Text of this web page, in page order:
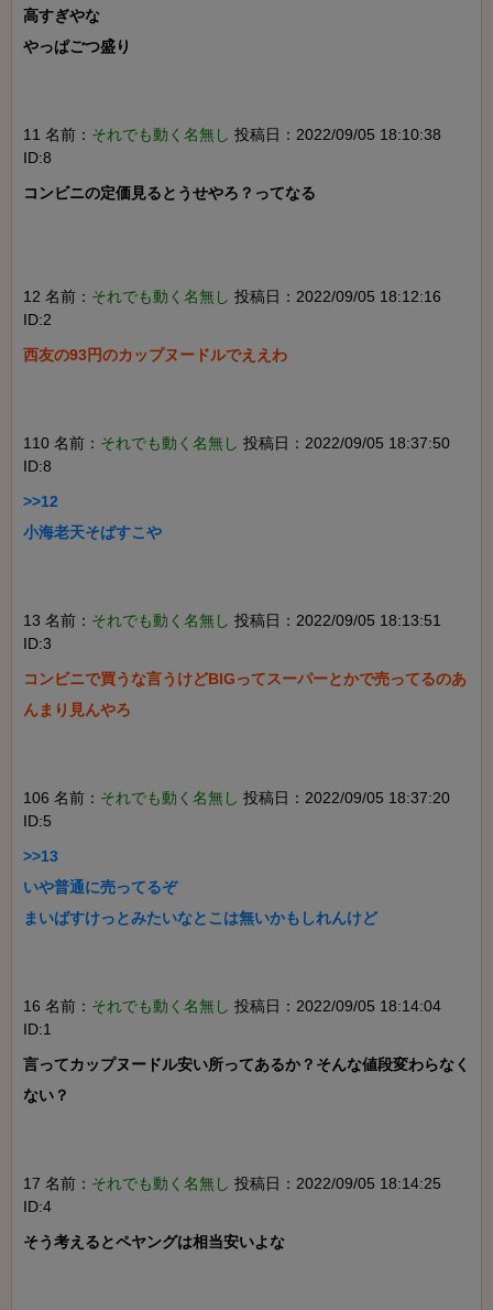
高すぎやな
やっぱごつ盛り
11 名前： それでも動く名無し 投稿日：2022/09/05 18:10:38
ID:8
コンビニの定価見るとうせやろ？ってなる
12 名前： それでも動く名無し 投稿日：2022/09/05 18:12:16
ID:2
西友の93円のカップヌードルでええわ
110 名前： それでも動く名無し 投稿日：2022/09/05 18:37:50
ID:8
>>12
小海老天そばすこや
13 名前： それでも動く名無し 投稿日：2022/09/05 18:13:51
ID:3
コンビニで買うな言うけどBIGってスーパーとかで売ってるのあ
んまり見んやろ
106 名前： それでも動く名無し 投稿日：2022/09/05 18:37:20
ID:5
>>13
いや普通に売ってるぞ
まいばすけっとみたいなとこは無いかもしれんけど
16 名前： それでも動く名無し 投稿日：2022/09/05 18:14:04
ID:1
言ってカップヌードル安い所ってあるか？そんな値段変わらなく
ない？
17 名前： それでも動く名無し 投稿日：2022/09/05 18:14:25
ID:4
そう考えるとペヤングは相当安いよな